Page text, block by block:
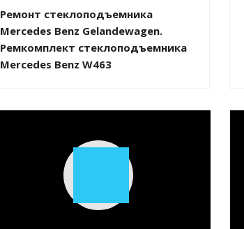
Ремонт стеклоподъемника
Mercedes Benz Gelandewagen.
Ремкомплект стеклоподъемника
Mercedes Benz W463
Play